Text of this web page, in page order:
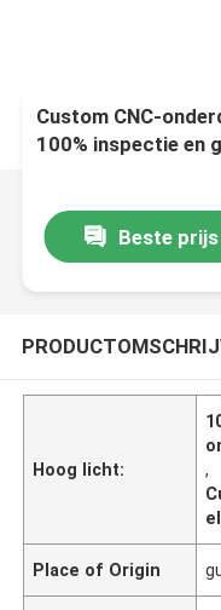
Custom CNC-
100% inspectie en
Beste prijs
Hoog licht:
,
Place of Origin